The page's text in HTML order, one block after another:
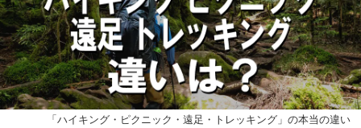
「ハイキング・ピクニック・遠足・トレッキング」の本当の違い